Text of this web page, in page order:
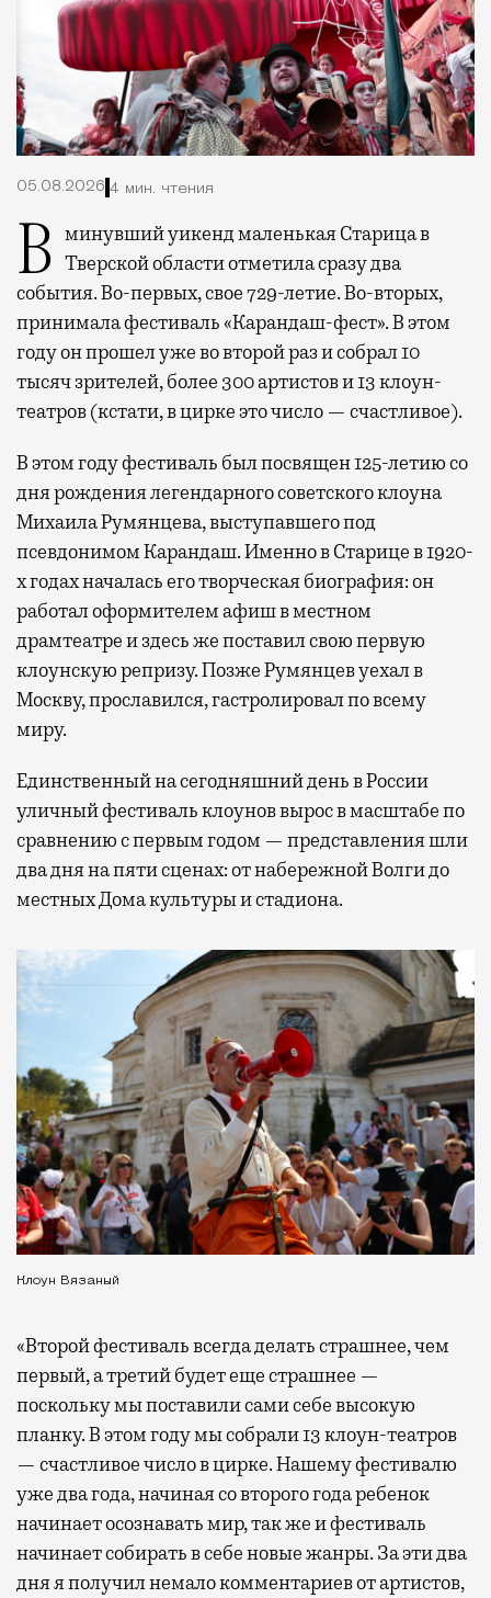
05.08.2026 4 мин. чтения
В минувший уикенд маленькая Старица в Тверской области отметила сразу два
события. Во-первых, свое 729-летие. Во-вторых,
принимала фестиваль «Карандаш-фест». В этом
году он прошел уже во второй раз и собрал 10
тысяч зрителей, более 300 артистов и 13 клоун-
театров (кстати, в цирке это число — счастливое).
В этом году фестиваль был посвящен 125-летию со
дня рождения легендарного советского клоуна
Михаила Румянцева, выступавшего под
псевдонимом Карандаш. Именно в Старице в 1920-
х годах началась его творческая биография: он
работал оформителем афиш в местном
драмтеатре и здесь же поставил свою первую
клоунскую репризу. Позже Румянцев уехал в
Москву, прославился, гастролировал по всему
миру.
Единственный на сегодняшний день в России
уличный фестиваль клоунов вырос в масштабе по
сравнению с первым годом — представления шли
два дня на пяти сценах: от набережной Волги до
местных Дома культуры и стадиона.
Клоун Вязаный
«Второй фестиваль всегда делать страшнее, чем
первый, а третий будет еще страшнее —
поскольку мы поставили сами себе высокую
планку. В этом году мы собрали 13 клоун-театров
— счастливое число в цирке. Нашему фестивалю
уже два года, начиная со второго года ребенок
начинает осознавать мир, так же и фестиваль
начинает собирать в себе новые жанры. За эти два
дня я получил немало комментариев от артистов,